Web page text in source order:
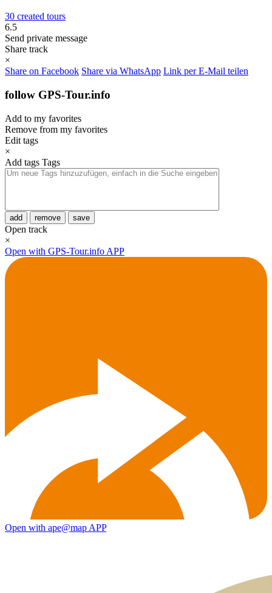
30 created tours
6.5
Send private message
Share track
×
Share on Facebook Share via WhatsApp Link per E-Mail teilen
follow GPS-Tour.info
Add to my favorites
Remove from my favorites
Edit tags
×
Add tags Tags
add remove save
Open track
×
Open with GPS-Tour.info APP
Open with ape@map APP